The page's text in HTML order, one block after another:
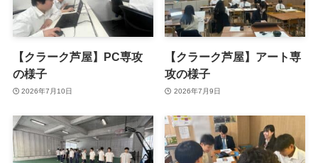
【クラーク芦屋】PC専攻
の様子
2026年7月10日
【クラーク芦屋】アート専
攻の様子
2026年7月9日